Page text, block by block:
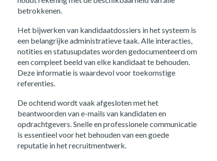
betrokkenen.
Het bijwerken van kandidaatdossiers in het systeem is
een belangrijke administratieve taak. Alle interacties,
notities en statusupdates worden gedocumenteerd om
een compleet beeld van elke kandidaat te behouden.
Deze informatie is waardevol voor toekomstige
referenties.
De ochtend wordt vaak afgesloten met het
beantwoorden van e-mails van kandidaten en
opdrachtgevers. Snelle en professionele communicatie
is essentieel voor het behouden van een goede
reputatie in het recruitmentwerk.